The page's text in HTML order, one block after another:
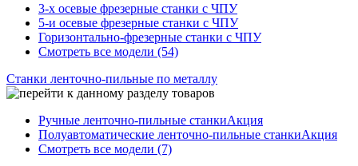
3-х осевые фрезерные станки с ЧПУ
5-и осевые фрезерные станки с ЧПУ
Горизонтально-фрезерные станки с ЧПУ
Смотреть все модели (54)
Станки ленточно-пильные по металлу
Ручные ленточно-пильные станкиАкция
Полуавтоматические ленточно-пильные станкиАкция
Смотреть все модели (7)